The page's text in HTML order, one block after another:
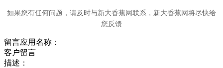
如果您有任何问题，请及时与新大香蕉网联系，新大香蕉网将尽快给
您反馈
留言应用名称：
客户留言
描述：